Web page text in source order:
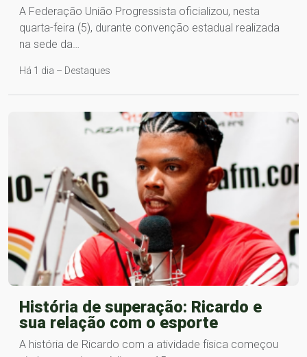
A Federação União Progressista oficializou, nesta
quarta-feira (5), durante convenção estadual realizada
na sede da…
Há 1 dia – Destaques
História de superação: Ricardo e
sua relação com o esporte
A história de Ricardo com a atividade física começou